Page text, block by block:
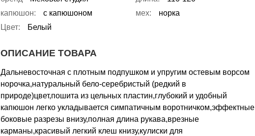
капюшон:
с капюшоном мех:
норка
Цвет:
Белый
ОПИСАНИЕ ТОВАРА
Дальневосточная с плотным подпушком и упругим остевым ворсом
норочка,натуральный бело-серебристый (редкий в
природе)цвет,пошита из цельных пластин,глубокий и удобный
капюшон легко укладывается симпатичным воротничком,эффектные
боковые разрезы внизу,полная длина рукава,врезные
карманы,красивый легкий клеш книзу,кулиски для